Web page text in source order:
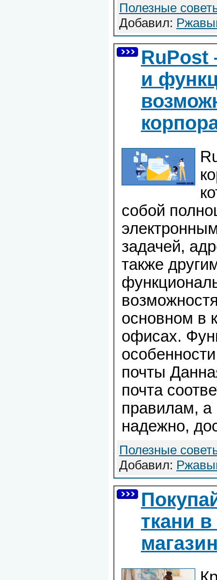
Полезные
Добавил:
RuPost
и
собой
задачей,
также
основном в
офисах.
почты
почта
правилам, а
надежно,
Полезные
Добавил:
ткани